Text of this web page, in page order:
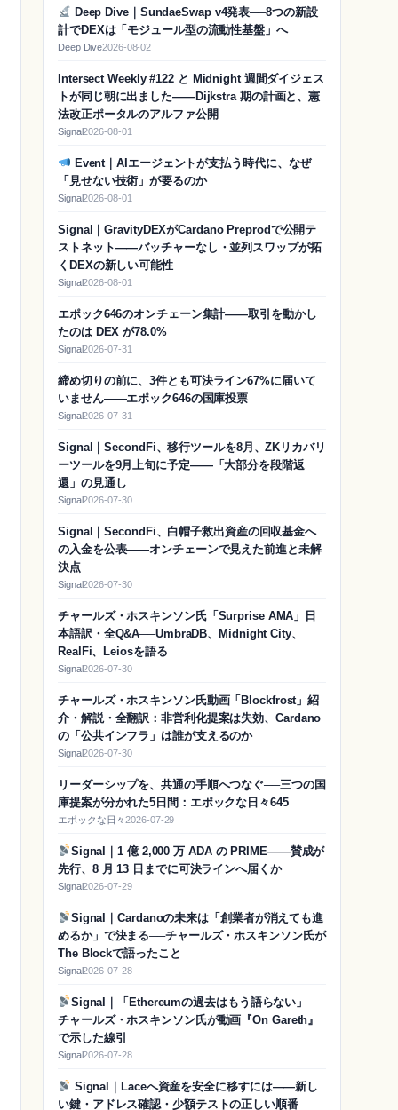
Deep Dive｜SundaeSwap v4発表──8つの新設
計でDEXは「モジュール型の流動性基盤」へ
Deep Dive2026-08-02
Intersect Weekly #122 と Midnight 週間ダイジェス
トが同じ朝に出ました——Dijkstra 期の計画と、憲
法改正ポータルのアルファ公開
Signal2026-08-01
Event｜AIエージェントが支払う時代に、なぜ
「見せない技術」が要るのか
Signal2026-08-01
Signal｜GravityDEXがCardano Preprodで公開テ
ストネット——バッチャーなし・並列スワップが拓
くDEXの新しい可能性
Signal2026-08-01
エポック646のオンチェーン集計——取引を動かし
たのは DEX が78.0%
Signal2026-07-31
締め切りの前に、3件とも可決ライン67%に届いて
いません——エポック646の国庫投票
Signal2026-07-31
Signal｜SecondFi、移行ツールを8月、ZKリカバリ
ーツールを9月上旬に予定——「大部分を段階返
還」の見通し
Signal2026-07-30
Signal｜SecondFi、白帽子救出資産の回収基金へ
の入金を公表——オンチェーンで見えた前進と未解
決点
Signal2026-07-30
チャールズ・ホスキンソン氏「Surprise AMA」日
本語訳・全Q&A──UmbraDB、Midnight City、
RealFi、Leiosを語る
Signal2026-07-30
チャールズ・ホスキンソン氏動画「Blockfrost」紹
介・解説・全翻訳：非営利化提案は失効、Cardano
の「公共インフラ」は誰が支えるのか
Signal2026-07-30
リーダーシップを、共通の手順へつなぐ──三つの国
庫提案が分かれた5日間：エポックな日々645
エポックな日々2026-07-29
Signal｜1 億 2,000 万 ADA の PRIME——賛成が
先行、8 月 13 日までに可決ラインへ届くか
Signal2026-07-29
Signal｜Cardanoの未来は「創業者が消えても進
めるか」で決まる──チャールズ・ホスキンソン氏が
The Blockで語ったこと
Signal2026-07-28
Signal｜「Ethereumの過去はもう語らない」──
チャールズ・ホスキンソン氏が動画『On Gareth』
で示した線引
Signal2026-07-28
Signal｜Laceへ資産を安全に移すには——新し
い鍵・アドレス確認・少額テストの正しい順番